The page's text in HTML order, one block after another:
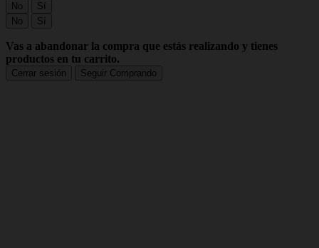
No
Sí
No
Sí
Vas a abandonar la compra que estás realizando y tienes
productos en tu carrito.
Cerrar sesión Seguir Comprando